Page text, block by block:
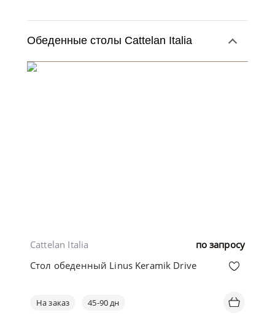
Обеденные столы Cattelan Italia
по запросу
Cattelan Italia
Стол обеденный Linus Keramik Drive
На заказ 45-90 дн